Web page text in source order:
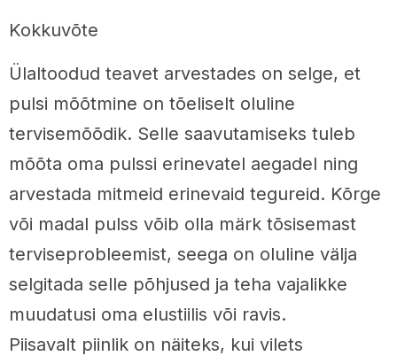
Kokkuvõte
Ülaltoodud teavet arvestades on selge, et
pulsi mõõtmine on tõeliselt oluline
tervisemõõdik. Selle saavutamiseks tuleb
mõõta oma pulssi erinevatel aegadel ning
arvestada mitmeid erinevaid tegureid. Kõrge
või madal pulss võib olla märk tõsisemast
terviseprobleemist, seega on oluline välja
selgitada selle põhjused ja teha vajalikke
muudatusi oma elustiilis või ravis.
Piisavalt piinlik on näiteks, kui vilets